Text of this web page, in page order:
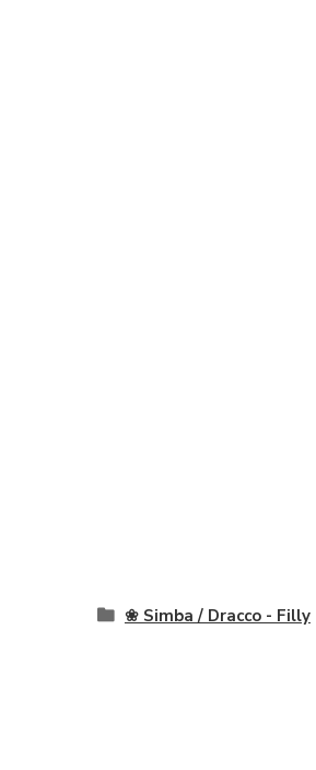
❀ Simba / Dracco - Filly